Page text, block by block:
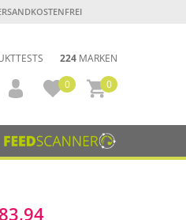
224 MARKEN
0
0